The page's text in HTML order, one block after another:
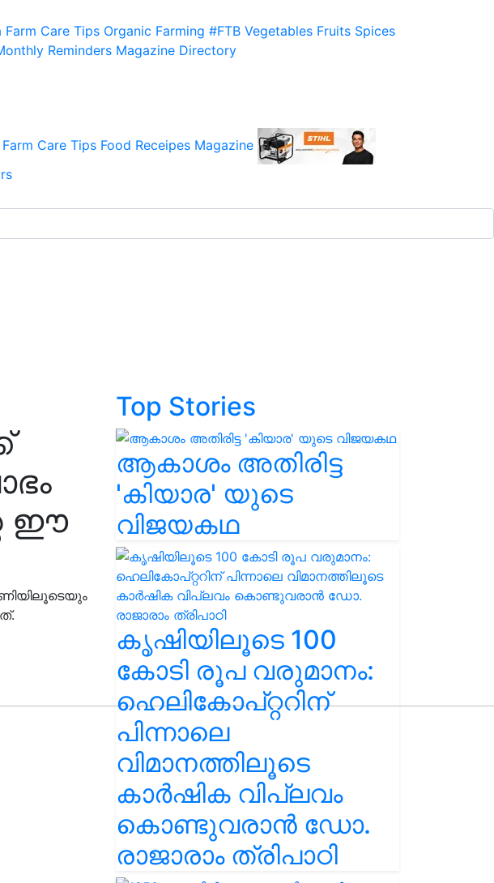
Farm Care Tips Organic Farming #FTB Vegetables Fruits Spices
Reminders Magazine Directory
Farm Care Tips Food Receipes Magazine
ഈ
Top Stories
ആകാശം അതിരിട്ട
'കിയാര' യുടെ
വിജയകഥ
കൃഷിയിലൂടെ 100
കോടി രൂപ വരുമാനം:
ഹെലികോപ്റ്ററിന്
പിന്നാലെ
വിമാനത്തിലൂടെ
കാർഷിക വിപ്ലവം
കൊണ്ടുവരാൻ ഡോ.
രാജാരാം ത്രിപാഠി